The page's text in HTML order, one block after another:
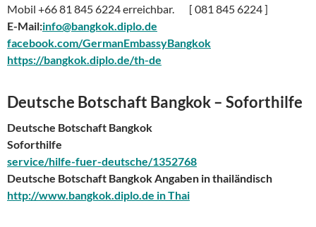
Mobil +66 81 845 6224 erreichbar. [ 081 845 6224 ]
E-Mail:info@bangkok.diplo.de
facebook.com/GermanEmbassyBangkok
https://bangkok.diplo.de/th-de
Deutsche Botschaft Bangkok– Soforthilfe
Deutsche Botschaft Bangkok
Soforthilfe
service/hilfe-fuer-deutsche/1352768
Deutsche Botschaft Bangkok Angaben in thailändisch
http://www.bangkok.diplo.de in Thai